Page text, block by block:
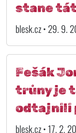
stane
blesk.cz • 29. 9.
Fešák
trůny je
odtajnili
blesk.cz • 17. 2.